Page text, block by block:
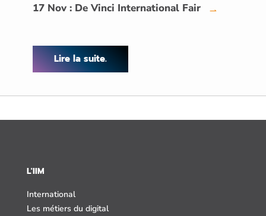
17 Nov : De Vinci International Fair →
Lire la suite.
L'IIM
International
Les métiers du digital